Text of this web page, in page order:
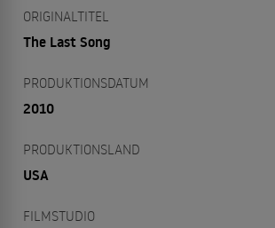
ORIGINALTITEL
The Last Song
PRODUKTIONSDATUM
2010
PRODUKTIONSLAND
USA
FILMSTUDIO